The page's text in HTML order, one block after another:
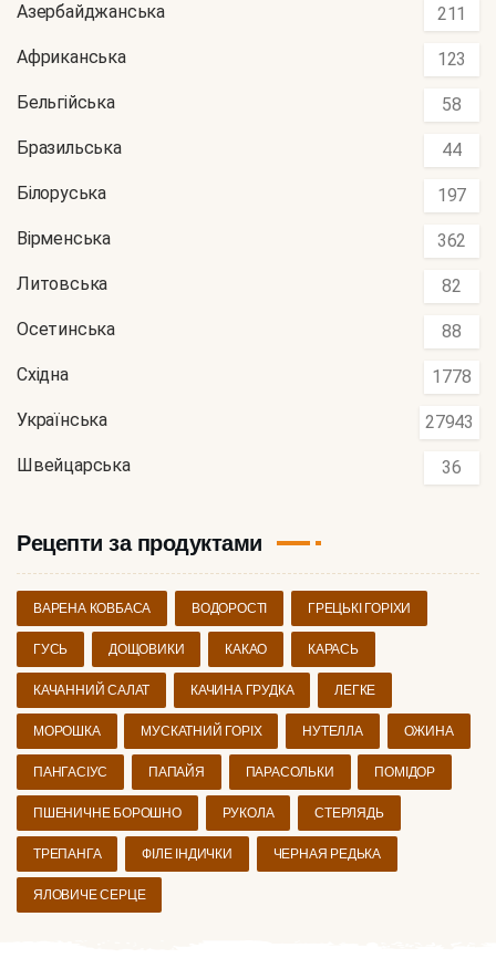
Азербайджанська 211
Африканська 123
Бельгійська 58
Бразильська 44
Білоруська 197
Вірменська 362
Литовська 82
Осетинська 88
Східна 1778
Українська 27943
Швейцарська 36
Рецепти за продуктами
ВАРЕНА КОВБАСА ВОДОРОСТІ ГРЕЦЬКІ ГОРІХИ
ГУСЬ ДОЩОВИКИ КАКАО КАРАСЬ
КАЧАННИЙ САЛАТ КАЧИНА ГРУДКА ЛЕГКЕ
МОРОШКА МУСКАТНИЙ ГОРІХ НУТЕЛЛА ОЖИНА
ПАНГАСІУС ПАПАЙЯ ПАРАСОЛЬКИ ПОМІДОР
ПШЕНИЧНЕ БОРОШНО РУКОЛА СТЕРЛЯДЬ
ТРЕПАНГА ФІЛЕ ІНДИЧКИ ЧЕРНАЯ РЕДЬКА
ЯЛОВИЧЕ СЕРЦЕ